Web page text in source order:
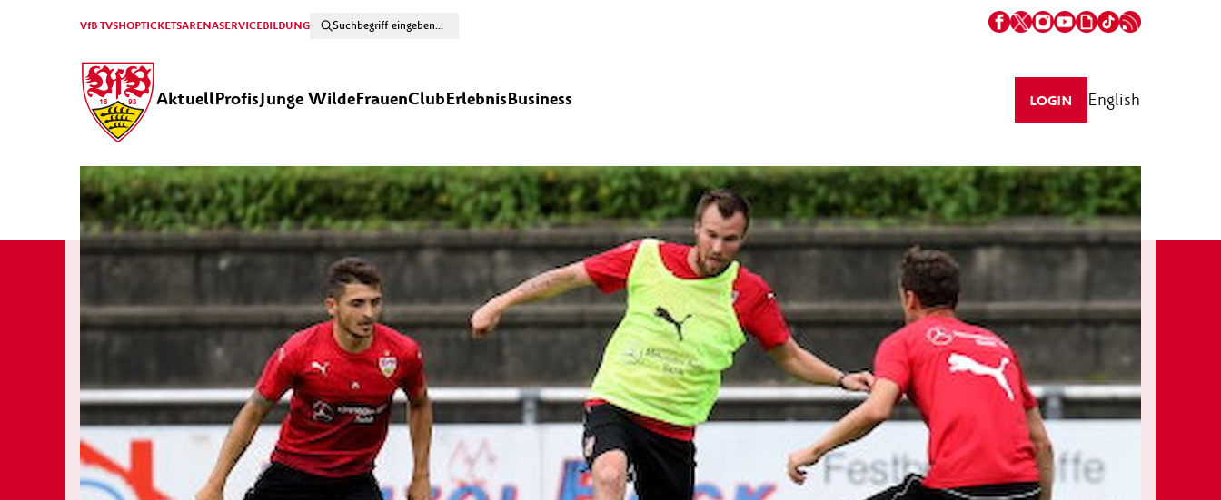
VfB TVSHOPTICKETSARENASERVICEBILDUNG
AktuellProfisJunge WildeFrauenClubErlebnisBusiness LOGIN English